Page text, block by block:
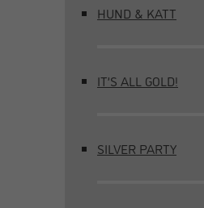
HUND & KATT
IT’S ALL GOLD!
SILVER PARTY